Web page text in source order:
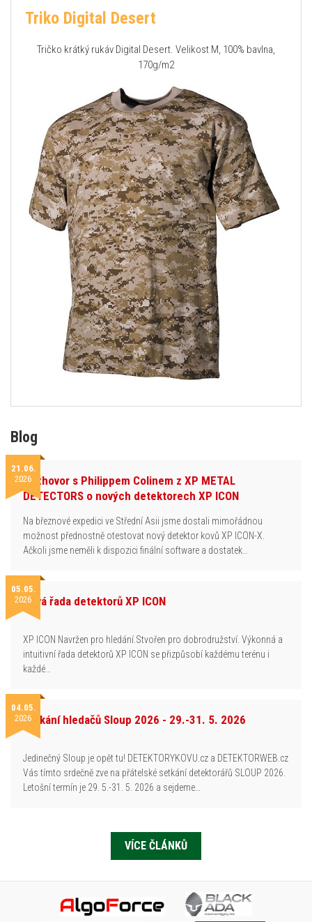
Triko Digital Desert
Tričko krátký rukáv Digital Desert. Velikost M, 100% bavlna,
170g/m2
Blog
21.06.
2026Rozhovor s Philippem Colinem z XP METAL
DETECTORS o nových detektorech XP ICON
Na březnové expedici ve Střední Asii jsme dostali mimořádnou
možnost přednostně otestovat nový detektor kovů XP ICON-X.
Ačkoli jsme neměli k dispozici finální software a dostatek…
05.05.
2026Nová řada detektorů XP ICON
XP ICON Navržen pro hledání.Stvořen pro dobrodružství. Výkonná a
intuitivní řada detektorů XP ICON se přizpůsobí každému terénu i
každé…
04.05.
2026Setkání hledačů Sloup 2026 - 29.-31. 5. 2026
Jedinečný Sloup je opět tu! DETEKTORYKOVU.cz a DETEKTORWEB.cz
Vás tímto srdečně zve na přátelské setkání detektorářů SLOUP 2026.
Letošní termín je 29. 5.-31. 5. 2026 a sejdeme…
VÍCE ČLÁNKŮ